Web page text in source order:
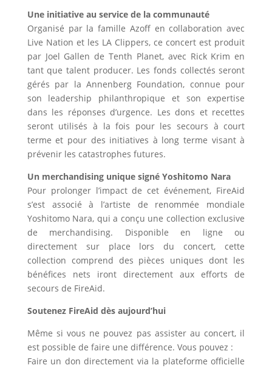
Une initiative au service de la communauté
Organisé par la famille Azoff en collaboration avec
Live Nation et les LA Clippers, ce concert est produit
par Joel Gallen de Tenth Planet, avec Rick Krim en
tant que talent producer. Les fonds collectés seront
gérés par la Annenberg Foundation, connue pour
son leadership philanthropique et son expertise
dans les réponses d’urgence. Les dons et recettes
seront utilisés à la fois pour les secours à court
terme et pour des initiatives à long terme visant à
prévenir les catastrophes futures.
Un merchandising unique signé Yoshitomo Nara
Pour prolonger l’impact de cet événement, FireAid
s’est associé à l’artiste de renommée mondiale
Yoshitomo Nara, qui a conçu une collection exclusive
de merchandising. Disponible en ligne ou
directement sur place lors du concert, cette
collection comprend des pièces uniques dont les
bénéfices nets iront directement aux efforts de
secours de FireAid.
Soutenez FireAid dès aujourd’hui
Même si vous ne pouvez pas assister au concert, il
est possible de faire une différence. Vous pouvez :
Faire un don directement via la plateforme officielle